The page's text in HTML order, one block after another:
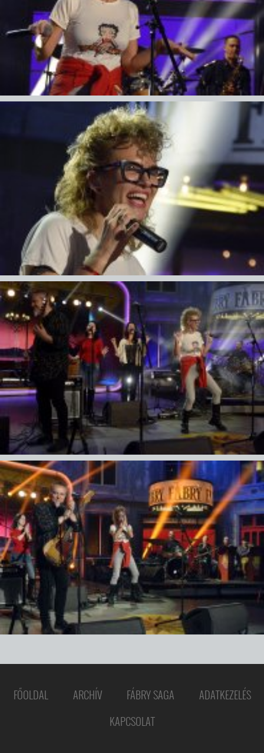
FŐOLDAL ARCHÍV FÁBRY SAGA
ADATKEZELÉS
KAPCSOLAT